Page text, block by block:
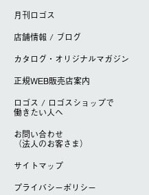
月刊ロゴス
店舗情報 / ブログ
カタログ・オリジナルマガジン
正規WEB販売店案内
ロゴス / ロゴスショップで
働きたい人へ
お問い合わせ
（法人のお客さま）
サイトマップ
プライバシーポリシー